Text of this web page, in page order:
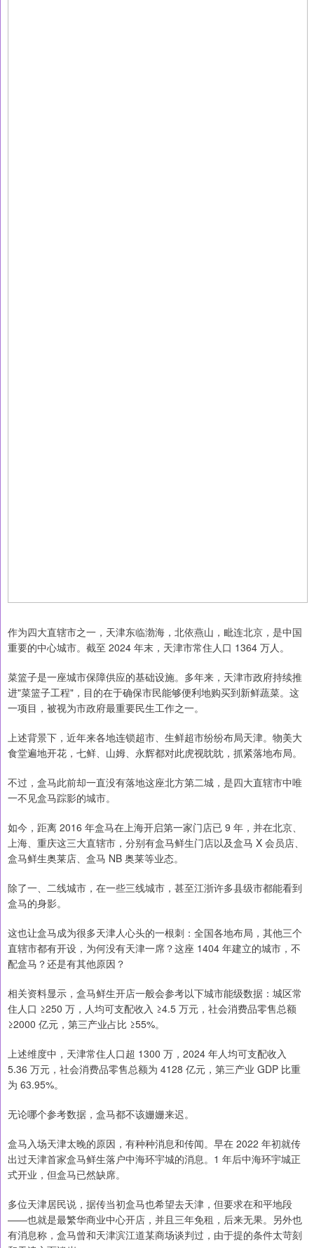
作为四大直辖市之一，天津东临渤海，北依燕山，毗连北京，是中国
重要的中心城市。截至 2024 年末，天津市常住人口 1364 万人。
菜篮子是一座城市保障供应的基础设施。多年来，天津市政府持续推
进"菜篮子工程"，目的在于确保市民能够便利地购买到新鲜蔬菜。这
一项目，被视为市政府最重要民生工作之一。
上述背景下，近年来各地连锁超市、生鲜超市纷纷布局天津。物美大
食堂遍地开花，七鲜、山姆、永辉都对此虎视眈眈，抓紧落地布局。
不过，盒马此前却一直没有落地这座北方第二城，是四大直辖市中唯
一不见盒马踪影的城市。
如今，距离 2016 年盒马在上海开启第一家门店已 9 年，并在北京、
上海、重庆这三大直辖市，分别有盒马鲜生门店以及盒马 X 会员店、
盒马鲜生奥莱店、盒马 NB 奥莱等业态。
除了一、二线城市，在一些三线城市，甚至江浙许多县级市都能看到
盒马的身影。
这也让盒马成为很多天津人心头的一根刺：全国各地布局，其他三个
直辖市都有开设，为何没有天津一席？这座 1404 年建立的城市，不
配盒马？还是有其他原因？
相关资料显示，盒马鲜生开店一般会参考以下城市能级数据：城区常
住人口 ≥250 万，人均可支配收入 ≥4.5 万元，社会消费品零售总额
≥2000 亿元，第三产业占比 ≥55%。
上述维度中，天津常住人口超 1300 万，2024 年人均可支配收入
5.36 万元，社会消费品零售总额为 4128 亿元，第三产业 GDP 比重
为 63.95%。
无论哪个参考数据，盒马都不该姗姗来迟。
盒马入场天津太晚的原因，有种种消息和传闻。早在 2022 年初就传
出过天津首家盒马鲜生落户中海环宇城的消息。1 年后中海环宇城正
式开业，但盒马已然缺席。
多位天津居民说，据传当初盒马也希望去天津，但要求在和平地段
——也就是最繁华商业中心开店，并且三年免租，后来无果。另外也
有消息称，盒马曾和天津滨江道某商场谈判过，由于提的条件太苛刻